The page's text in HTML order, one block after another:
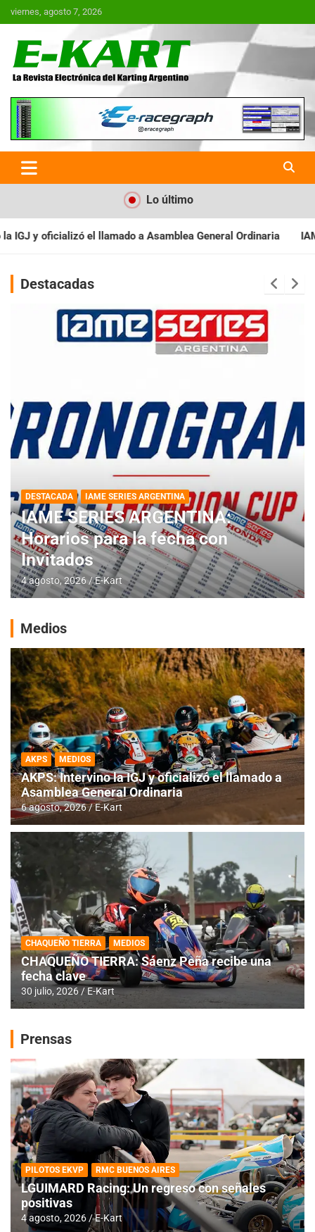
Saltar
al
viernes, agosto 7, 2026
E-Kart.com.ar | La Revista
Electrónica del Karting en
Argentina
Lo último
General Ordinaria IAME SERIES ARGENTINA: Baradero
Destacadas
DESTACADA IAME SERIES ARGENTINA
IAME SERIES ARGENTINA:
Horarios para la fecha con
Invitados
4 agosto, 2026 E-Kart
Medios
AKPS MEDIOS
AKPS: Intervino la IGJ y oficializó el llamado a
Asamblea General Ordinaria
6 agosto, 2026 E-Kart
CHAQUEÑO TIERRA MEDIOS
CHAQUEÑO TIERRA: Sáenz Peña recibe una
fecha clave
30 julio, 2026 E-Kart
Prensas
PILOTOS EKVP RMC BUENOS AIRES
LGUIMARD Racing: Un regreso con señales
positivas
4 agosto, 2026 E-Kart